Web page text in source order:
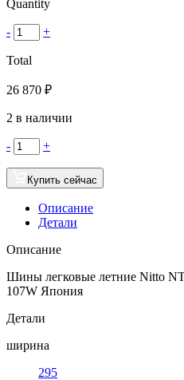
Quantity
- +
Total
26 870 ₽
2 в наличии
- +
Купить сейчас
Описание
Детали
Описание
Шины легковые летние Nitto
107W Япония
Детали
ширина
295